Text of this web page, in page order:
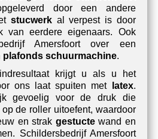
door een andere
stucwerkal verpest is door
van eerdere eigenaars. Ook
Amersfoortover een
plafonds schuurmachine.
krijgt u als u het
ons laat spuiten met latex.
gevoelig voor de druk die
de roller uitoefent, waardoor
en strak gestuctewand en
Schildersbedrijf Amersfoort